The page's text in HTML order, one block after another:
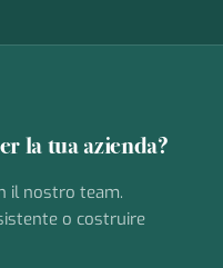
la tua azienda?
il nostro team.
o costruire